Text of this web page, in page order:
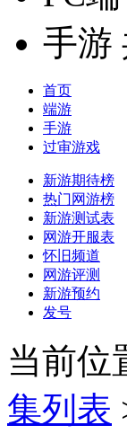
手游
首页
端游
手游
过审游戏
新游期待榜
热门网游榜
新游测试表
网游开服表
怀旧频道
网游评测
新游预约
发号
当前位
集列表